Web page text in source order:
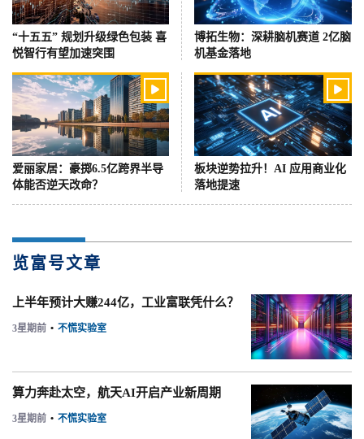
“十五五” 规划升级绿色包装 喜
悦智行有望加速突围
博拓生物：深耕脑机赛道 2亿脑
机基金落地

爱丽家居：豪掷6.5亿跨界半导
体能否逆天改命？

板块逆势拉升！AI 应用商业化
落地提速
览富号文章
上半年预计大赚244亿，工业富联凭什么？
3星期前 • 不慌实验室
算力奔赴太空，航天AI开启产业新周期
3星期前 • 不慌实验室